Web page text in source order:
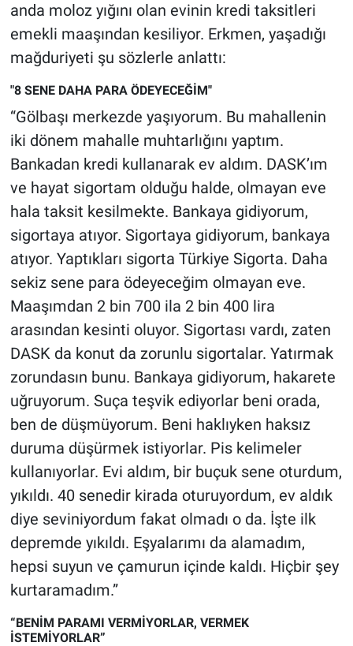
anda moloz yığını olan evinin kredi taksitleri
emekli maaşından kesiliyor. Erkmen, yaşadığı
mağduriyeti şu sözlerle anlattı:
"8 SENE DAHA PARA ÖDEYECEĞİM"
“Gölbaşı merkezde yaşıyorum. Bu mahallenin
iki dönem mahalle muhtarlığını yaptım.
Bankadan kredi kullanarak ev aldım. DASK’ım
ve hayat sigortam olduğu halde, olmayan eve
hala taksit kesilmekte. Bankaya gidiyorum,
sigortaya atıyor. Sigortaya gidiyorum, bankaya
atıyor. Yaptıkları sigorta Türkiye Sigorta. Daha
sekiz sene para ödeyeceğim olmayan eve.
Maaşımdan 2 bin 700 ila 2 bin 400 lira
arasından kesinti oluyor. Sigortası vardı, zaten
DASK da konut da zorunlu sigortalar. Yatırmak
zorundasın bunu. Bankaya gidiyorum, hakarete
uğruyorum. Suça teşvik ediyorlar beni orada,
ben de düşmüyorum. Beni haklıyken haksız
duruma düşürmek istiyorlar. Pis kelimeler
kullanıyorlar. Evi aldım, bir buçuk sene oturdum,
yıkıldı. 40 senedir kirada oturuyordum, ev aldık
diye seviniyordum fakat olmadı o da. İşte ilk
depremde yıkıldı. Eşyalarımı da alamadım,
hepsi suyun ve çamurun içinde kaldı. Hiçbir şey
kurtaramadım.”
“BENİM PARAMI VERMİYORLAR, VERMEK
İSTEMİYORLAR”
Koronavirüs
Kültür Sanat
Nedir
Popüler
Sağlık
Spor
Teknoloji
Türkiye'nin Geleceği
Türkiye'nin Gündemi
Yerel Gündem
Yerel Yaşam
Canlı Yayın